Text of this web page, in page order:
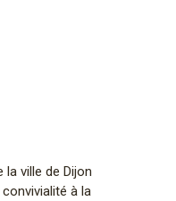
ville de Dijon
à la